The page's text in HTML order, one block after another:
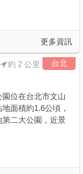
更多資訊
台北
約 2 公里
園位在台北市文山
地面積約1.6公頃，
第二大公園，近景